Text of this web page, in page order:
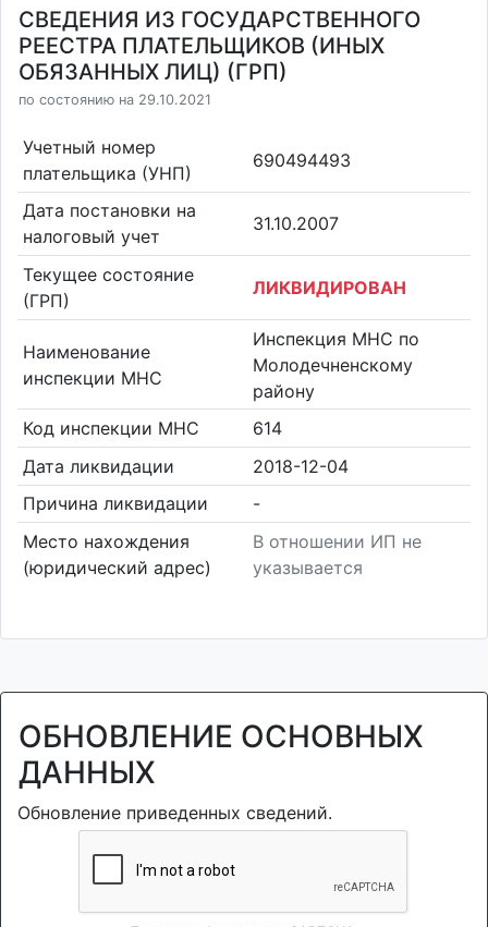
СВЕДЕНИЯ ИЗ ГОСУДАРСТВЕННОГО
РЕЕСТРА ПЛАТЕЛЬЩИКОВ (ИНЫХ
ОБЯЗАННЫХ ЛИЦ) (ГРП)
по состоянию на 29.10.2021
Учетный номер
плательщика (УНП)
690494493
Дата постановки на
налоговый учет
31.10.2007
Текущее состояние
(ГРП)
ЛИКВИДИРОВАН
Наименование
инспекции МНС
Инспекция МНС по
Молодечненскому
району
Код инспекции МНС
614
Дата ликвидации
2018-12-04
Причина ликвидации
-
Место нахождения
(юридический адрес)
В отношении ИП не
указывается
ОБНОВЛЕНИЕ ОСНОВНЫХ
ДАННЫХ
Обновление приведенных сведений.